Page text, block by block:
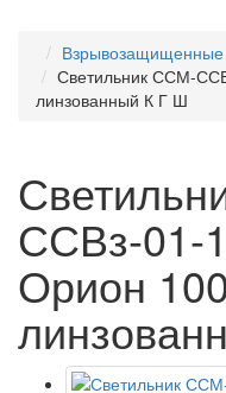
Взрывозащищенные
Светильник ССМ-
линзованный К Г Ш
ССВз-01-
Орион